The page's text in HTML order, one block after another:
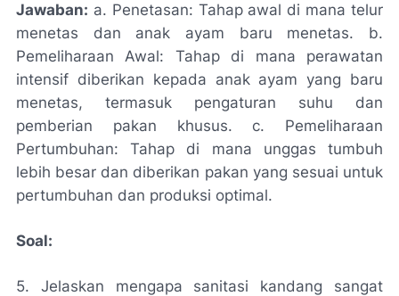
Jawaban: a. Penetasan: Tahap awal di mana telur
menetas dan anak ayam baru menetas. b.
Pemeliharaan Awal: Tahap di mana perawatan
intensif diberikan kepada anak ayam yang baru
menetas, termasuk pengaturan suhu dan
pemberian pakan khusus. c. Pemeliharaan
Pertumbuhan: Tahap di mana unggas tumbuh
lebih besar dan diberikan pakan yang sesuai untuk
pertumbuhan dan produksi optimal.
Soal:
5. Jelaskan mengapa sanitasi kandang sangat